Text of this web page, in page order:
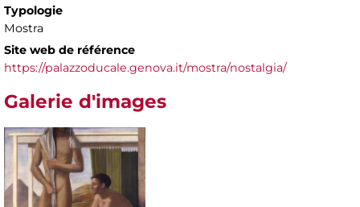
Typologie
Mostra
Site web de référence
https://palazzoducale.genova.it/mostra/nostalgia/
Galerie d'images